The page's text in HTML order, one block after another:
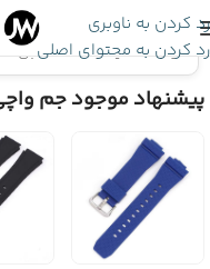
رد کردن به ناوبری
رد کردن به محتوای اصلی
اینجا هستید:بند ساعت جی
پیشنهاد موجود جم